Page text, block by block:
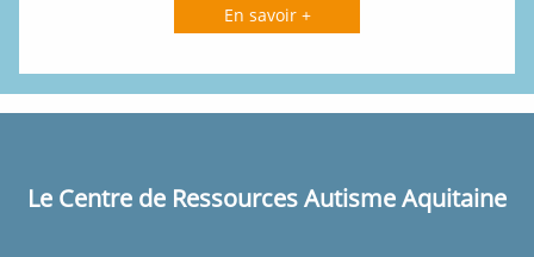
En savoir +
Le Centre de Ressources Autisme Aquitaine